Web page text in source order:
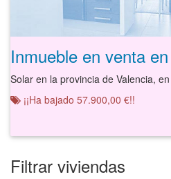
Inmueble en venta
¡¡Ha bajado 57.900,00 €!!
Filtrar viviendas